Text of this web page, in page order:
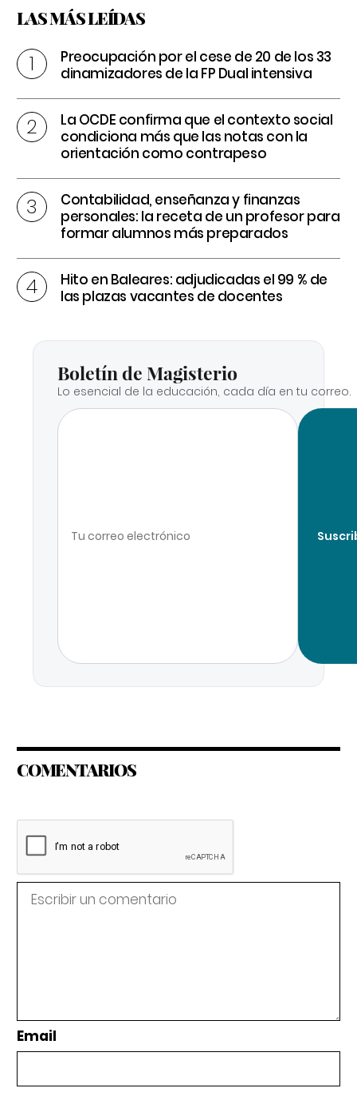
LAS MÁS LEÍDAS
Preocupación por el cese de 20 de los 33
dinamizadores de la FP Dual intensiva
La OCDE confirma que el contexto social
condiciona más que las notas con la
orientación como contrapeso
Contabilidad, enseñanza y finanzas
personales: la receta de un profesor para
formar alumnos más preparados
Hito en Baleares: adjudicadas el 99 % de
las plazas vacantes de docentes
Boletín de Magisterio
Lo esencial de la educación, cada día en tu correo.
COMENTARIOS
Email